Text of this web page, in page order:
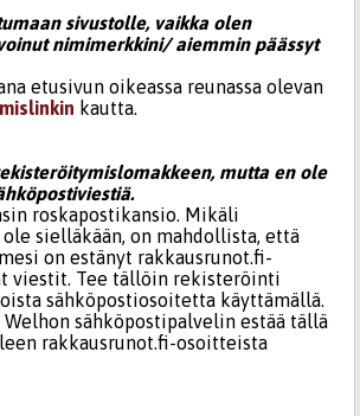
sivustolle, vaikka olen
nimimerkkini/ aiemmin päässyt
etusivun oikeassa reunassa olevan
kautta.
mutta en ole
roskapostikansio. Mikäli
sielläkään, on mahdollista, että
on estänyt rakkausrunot.fi-
viestit. Tee tällöin rekisteröinti
sähköpostiosoitetta käyttämällä.
sähköpostipalvelin estää tällä
rakkausrunot.fi-osoitteista